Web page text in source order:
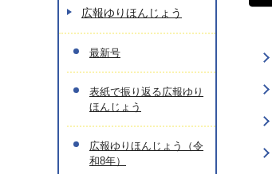
広報ゆりほんじょう
最新号
表紙で振り返る広報ゆり
ほんじょう
広報ゆりほんじょう（令
和8年）